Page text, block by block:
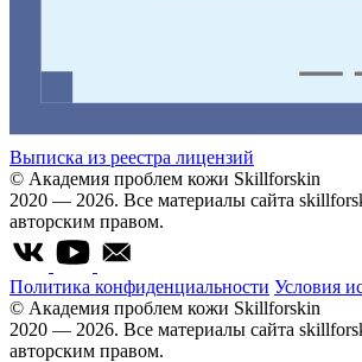
Выписка из реестра лицензий
© Академия проблем кожи Skillforskin
2020 — 2026. Все материалы сайта
авторским правом.
Политика конфиденциальности Условия
© Академия проблем кожи Skillforskin
2020 — 2026. Все материалы сайта
авторским правом.